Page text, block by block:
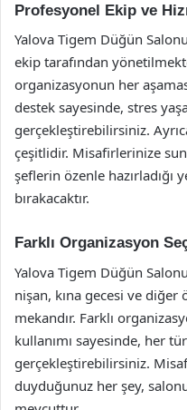
Profesyonel Ekip ve
Yalova Tigem Düğün
ekip tarafından
organizasyonun her
destek sayesinde, stres
gerçekleştirebilirsiniz.
çeşitlidir. Misafirlerinize
şeflerin özenle hazırladığı
bırakacaktır.
Farklı Organizasyon
Yalova Tigem Düğün
nişan, kına gecesi ve
mekandır. Farklı
kullanımı sayesinde, her
gerçekleştirebilirsiniz.
duyduğunuz her şey,